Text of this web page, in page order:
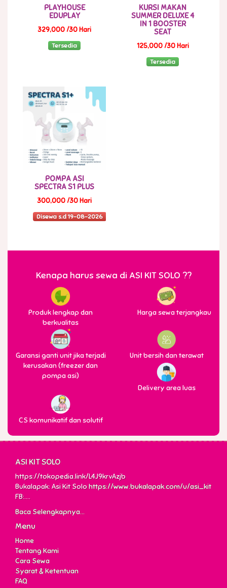
PLAYHOUSE
EDUPLAY
329,000 /30 Hari
Tersedia
KURSI MAKAN
SUMMER DELUXE 4
IN 1 BOOSTER
SEAT
125,000 /30 Hari
Tersedia
POMPA ASI
SPECTRA S1 PLUS
300,000 /30 Hari
Disewa s.d 19-08-2026
Kenapa harus sewa di ASI KIT SOLO ??
Produk lengkap dan
berkualitas
Harga sewa terjangkau
Garansi ganti unit jika terjadi
kerusakan (freezer dan
pompa asi)
Unit bersih dan terawat
Delivery area luas
CS komunikatif dan solutif
ASI KIT SOLO
https://tokopedia.link/L4J9krvAzjb
Bukalapak: Asi Kit Solohttps://www.bukalapak.com/u/asi_kit
FB:....
Baca Selengkapnya...
Menu
Home
Tentang Kami
Cara Sewa
Syarat & Ketentuan
FAQ